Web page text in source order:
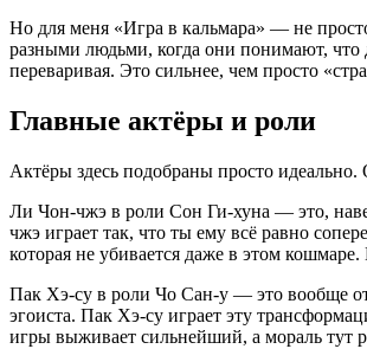
Но для меня «Игра в кальмара» — не
разными людьми, когда они понимают, что
переваривая. Это сильнее, чем просто
Главные актёры и роли
Актёры здесь подобраны просто
Ли Чон-чжэ в роли Сон Ги-хуна — это,
чжэ играет так, что ты ему всё равно
которая не убивается даже в этом
Пак Хэ-су в роли Чо Сан-у — это вообще
эгоиста. Пак Хэ-су играет эту
игры выживает сильнейший, а мораль тут